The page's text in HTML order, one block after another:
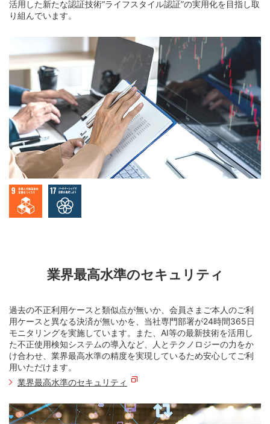
活用した新たな認証技術“ライフスタイル認証”の実用化を目指し取
り組んでいます。
業界最高水準のセキュリティ
過去の不正利用ケースと類似点が無いか、会員さまご本人のご利
用ケースと異なる決済が無いかを、当社専門部署が24時間365日
モニタリングを実施しています。また、AI等の最新技術を活用し
た不正使用検知システムの導入など、人とテクノロジーの力をか
け合わせ、業界最高水準の精度を実現しているため安心してご利
用いただけます。
業界最高水準のセキュリティ